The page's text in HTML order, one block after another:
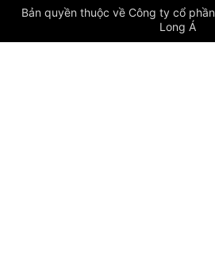
Bản quyền thuộc về Công ty cổ
Long Á